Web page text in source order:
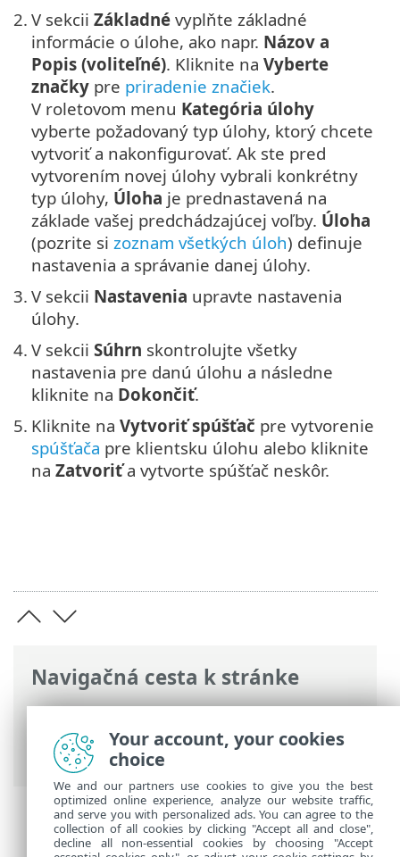
Navigačná cesta k stránke
ESET Online pomocník>ESET PROTECT>
Používanie ESET PROTECT >Hlavné menu
ESET PROTECT>Úlohy > Klientske úlohy
2. V sekcii Základné vyplňte základné
informácie o úlohe, ako napr. Názov a
Popis (voliteľné). Kliknite na Vyberte
značky pre priradenie značiek.
V roletovom menu Kategória úlohy
vyberte požadovaný typ úlohy, ktorý chcete
vytvoriť a nakonfigurovať. Ak ste pred
vytvorením novej úlohy vybrali konkrétny
typ úlohy, Úloha je prednastavená na
základe vašej predchádzajúcej voľby. Úloha
(pozrite si zoznam všetkých úloh) definuje
nastavenia a správanie danej úlohy.
3. V sekcii Nastavenia upravte nastavenia
úlohy.
4. V sekcii Súhrn skontrolujte všetky
nastavenia pre danú úlohu a následne
kliknite na Dokončiť.
5. Kliknite na Vytvoriť spúšťač pre vytvorenie
spúšťača pre klientsku úlohu alebo kliknite
na Zatvoriťa vytvorte spúšťač neskôr.
Your account, your cookies
choice
We and our partners use cookies to give you the best
optimized online experience, analyze our website traffic,
and serve you with personalized ads. You can agree to the
collection of all cookies by clicking "Accept all and close",
decline all non-essential cookies by choosing "Accept